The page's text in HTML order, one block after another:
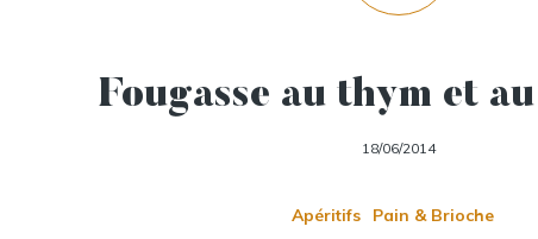
Fougasse au thym et
18/06/2014
Apéritifs Pain & Brioche